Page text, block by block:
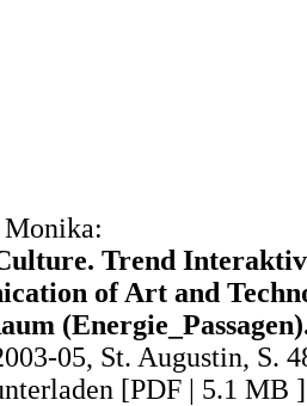
Trend
of Art and
05, St. Augustin, S.
[PDF | 5.1 MB ]